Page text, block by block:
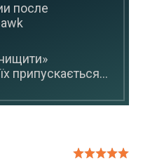
после
припускається...